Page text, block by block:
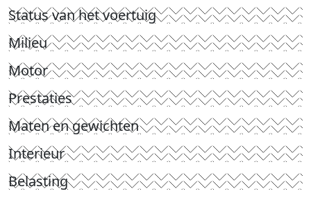
Status van het voertuig
Milieu
Motor
Prestaties
Maten en gewichten
Interieur
Belasting